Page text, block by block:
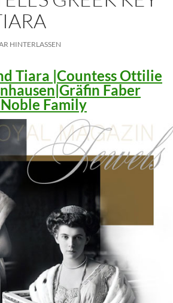
HINTERLASSEN
Tiara |Countess Ottilie
Faber
Family